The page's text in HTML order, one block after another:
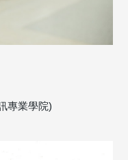
專業學院)